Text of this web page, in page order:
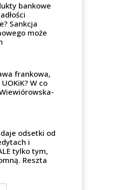
bankowe
Sankcja
może
frankowa,
W co
odsetki od
i
tylko tym,
Reszta